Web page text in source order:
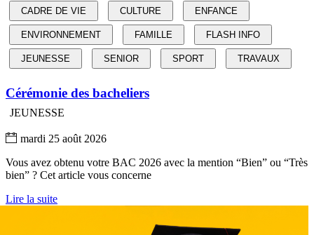
CADRE DE VIE CULTURE ENFANCE
ENVIRONNEMENT FAMILLE FLASH INFO
JEUNESSE SENIOR SPORT TRAVAUX
Cérémonie des bacheliers
JEUNESSE
mardi 25 août 2026
Vous avez obtenu votre BAC 2026 avec la mention “Bien” ou “Très
bien” ? Cet article vous concerne
Lire la suite